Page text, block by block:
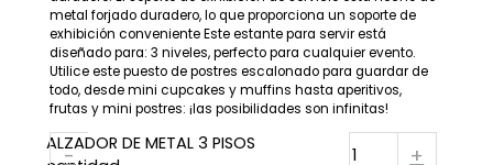
metal forjado duradero, lo que proporciona un soporte de
exhibición conveniente Este estante para servir está
diseñado para: 3 niveles, perfecto para cualquier evento.
Utilice este puesto de postres escalonado para guardar de
todo, desde mini cupcakes y muffins hasta aperitivos,
frutas y mini postres: ¡las posibilidades son infinitas!
-
ALZADOR DE METAL 3 PISOS
+